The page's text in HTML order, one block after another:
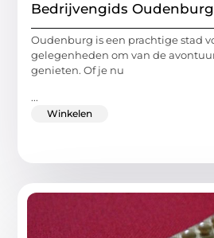
Bedrijvengids Oudenburg
Oudenburg is een prachtige stad
gelegenheden om van de
genieten. Of je nu
...
Winkelen